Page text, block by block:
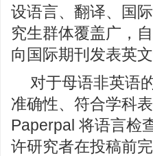
设语言、翻译、国
究生群体覆盖广，
向国际期刊发表英
对于母语非英语
准确性、符合学科
Paperpal 将语言检
许研究者在投稿前